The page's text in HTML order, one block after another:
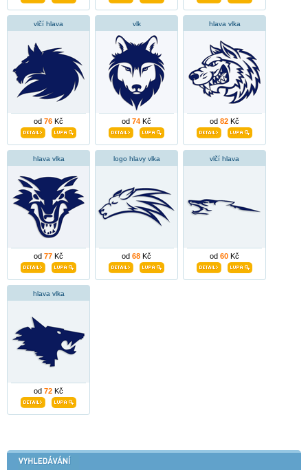
vlčí hlava
od 76 Kč
vlk
od 74 Kč
hlava vlka
od 82 Kč
hlava vlka
od 77 Kč
logo hlavy vlka
od 68 Kč
vlčí hlava
od 60 Kč
hlava vlka
od 72 Kč